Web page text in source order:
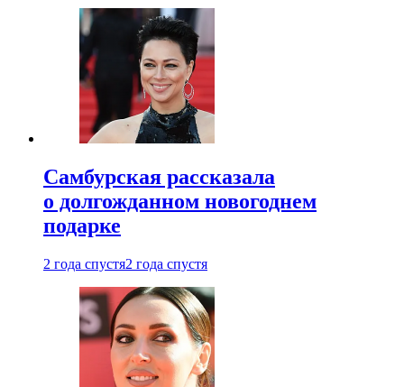
Самбурская рассказала
о долгожданном новогоднем
подарке
2 года спустя2 года спустя